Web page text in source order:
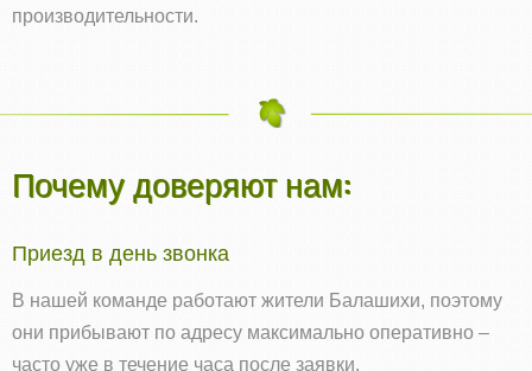
производительности.
Почему доверяют нам:
Приезд в день звонка
В нашей команде работают жители Балашихи, поэтому
они прибывают по адресу максимально оперативно –
часто уже в течение часа после заявки.